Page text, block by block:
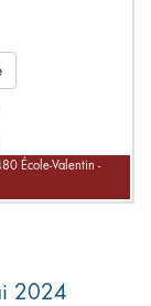
École-Valentin -
2024